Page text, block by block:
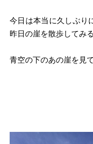
今日は本当に久しぶり
昨日の崖を散歩してみ
青空の下のあの崖を見